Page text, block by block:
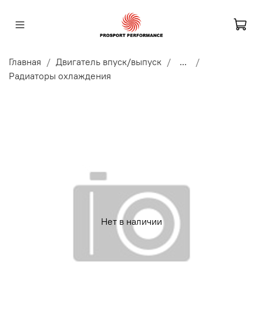
Главная Двигатель впуск/выпуск
...
Радиаторы охлаждения
Нет в наличии